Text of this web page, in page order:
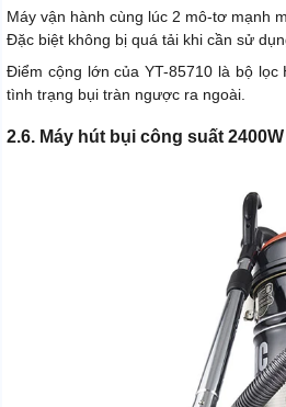
Máy vận hành cùng lúc 2 mô-tơ mạnh
Đặc biệt không bị quá tải khi cần sử
Điểm cộng lớn của YT-85710 là bộ lọc
tình trạng bụi tràn ngược ra ngoài.
2.6. Máy hút bụi công suất